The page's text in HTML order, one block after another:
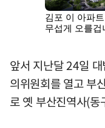
앞서 지난달 24일
의위원회를 열고 부
로 옛 부산진역사(